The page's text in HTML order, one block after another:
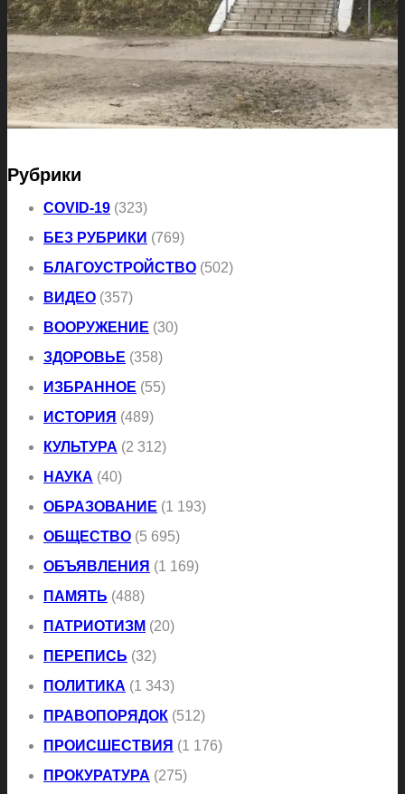
Рубрики
COVID-19 (323)
БЕЗ РУБРИКИ (769)
БЛАГОУСТРОЙСТВО (502)
ВИДЕО (357)
ВООРУЖЕНИЕ (30)
ЗДОРОВЬЕ (358)
ИЗБРАННОЕ (55)
ИСТОРИЯ (489)
КУЛЬТУРА (2 312)
НАУКА (40)
ОБРАЗОВАНИЕ (1 193)
ОБЩЕСТВО (5 695)
ОБЪЯВЛЕНИЯ (1 169)
ПАМЯТЬ (488)
ПАТРИОТИЗМ (20)
ПЕРЕПИСЬ (32)
ПОЛИТИКА (1 343)
ПРАВОПОРЯДОК (512)
ПРОИСШЕСТВИЯ (1 176)
ПРОКУРАТУРА (275)